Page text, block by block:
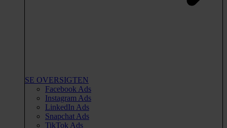
SE OVERSIGTEN
Facebook Ads
Instagram Ads
LinkedIn Ads
Snapchat Ads
TikTok Ads